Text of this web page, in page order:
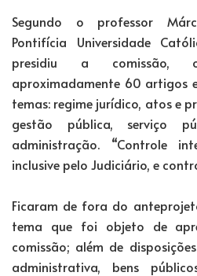
Segundo o professor
Pontifícia Universidade
presidiu a comissão,
aproximadamente 60 artigos
temas: regime jurídico, atos e
gestão pública, serviço
administração. “Controle
inclusive pelo Judiciário, e
Ficaram de fora do
tema que foi objeto de
comissão; além de
administrativa, bens